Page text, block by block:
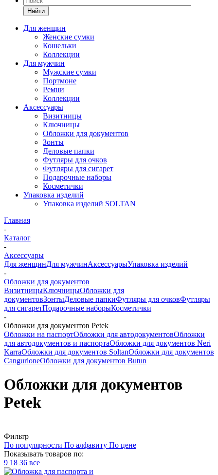
Найти
Для женщин
Женские сумки
Кошельки
Коллекции
Для мужчин
Мужские сумки
Портмоне
Ремни
Коллекции
Аксессуары
Визитницы
Ключницы
Обложки для документов
Зонты
Деловые папки
Футляры для очков
Футляры для сигарет
Подарочные наборы
Косметички
Упаковка изделий
Упаковка изделий SOLTAN
Главная
-
Каталог
-
Аксессуары
Для женщинДля мужчинАксессуарыУпаковка изделий
-
Обложки для документов
ВизитницыКлючницыОбложки для
документовЗонтыДеловые папкиФутляры для очковФутляры
для сигаретПодарочные наборыКосметички
-
Обложки для документов Petek
Обложки на паспортОбложки для автодокументовОбложки
для автодокументов и паспортаОбложки для документов Neri
KarraОбложки для документов SoltanОбложки для документов
CangurioneОбложки для документов Butun
Обложки для документов
Petek
Фильтр
По популярности По алфавиту По цене
Показывать товаров по:
9 18 36 все